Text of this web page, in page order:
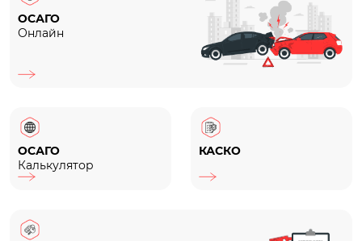
ОСАГО
Онлайн
ОСАГО
Калькулятор
КАСКО